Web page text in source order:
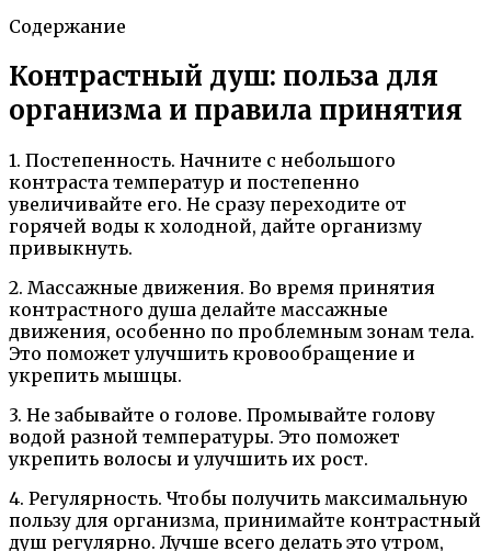
Содержание
Контрастный душ: польза для
организма и правила принятия
1. Постепенность. Начните с небольшого
контраста температур и постепенно
увеличивайте его. Не сразу переходите от
горячей воды к холодной, дайте организму
привыкнуть.
2. Массажные движения. Во время принятия
контрастного душа делайте массажные
движения, особенно по проблемным зонам тела.
Это поможет улучшить кровообращение и
укрепить мышцы.
3. Не забывайте о голове. Промывайте голову
водой разной температуры. Это поможет
укрепить волосы и улучшить их рост.
4. Регулярность. Чтобы получить максимальную
пользу для организма, принимайте контрастный
душ регулярно. Лучше всего делать это утром,